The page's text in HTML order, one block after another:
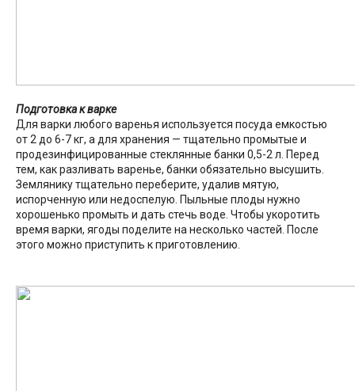
Подготовка к варке
Для варки любого варенья используется посуда емкостью
от 2 до 6-7 кг, а для хранения — тщательно промытые и
продезинфицированные стеклянные банки 0,5-2 л. Перед
тем, как разливать варенье, банки обязательно высушить.
Землянику тщательно переберите, удалив мятую,
испорченную или недоспелую. Пыльные плоды нужно
хорошенько промыть и дать стечь воде. Чтобы укоротить
время варки, ягоды поделите на несколько частей. После
этого можно приступить к приготовлению.